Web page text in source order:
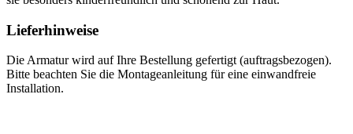
Lieferhinweise
Die Armatur wird auf Ihre Bestellung gefertigt (auftragsbezogen).
Bitte beachten Sie die Montageanleitung für eine einwandfreie
Installation.